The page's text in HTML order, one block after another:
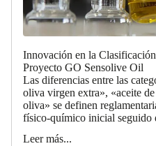
Innovación en la
Proyecto GO Sensolive Oil
Las diferencias entre las
oliva virgen extra», «aceite
oliva» se definen
físico-químico inicial seguido
Leer más...